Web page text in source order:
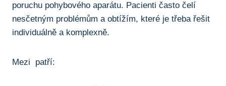
poruchu pohybového aparátu. Pacienti‌ často⁤ čelí
nesčetným problémům a ⁢obtížím, které ⁢je třeba řešit
individuálně a komplexně.
Mezi ⁢ patří: